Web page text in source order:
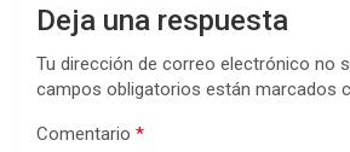
Deja una respuesta
Tu dirección de correo electrónico no
campos obligatorios están marcados
Comentario *